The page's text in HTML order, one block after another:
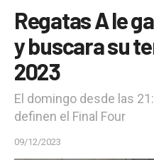
Regatas A le
y buscara su
2023
El domingo desde las
definen el Final Four
09/12/2023